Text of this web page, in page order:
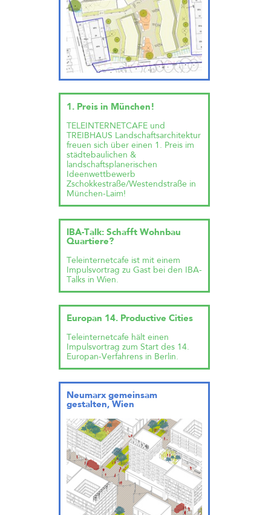
1. Preis in München!
TELEINTERNETCAFE und
TREIBHAUS Landschaftsarchitektur
freuen sich über einen 1. Preis im
städtebaulichen &
landschaftsplanerischen
Ideenwettbewerb
Zschokkestraße/Westendstraße in
München-Laim!
IBA-Talk: Schafft Wohnbau
Quartiere?
Teleinternetcafe ist mit einem
Impulsvortrag zu Gast bei den IBA-
Talks in Wien.
Europan 14. Productive Cities
Teleinternetcafe hält einen
Impulsvortrag zum Start des 14.
Europan-Verfahrens in Berlin.
Neumarx gemeinsam
gestalten, Wien